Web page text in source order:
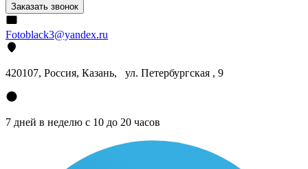
Заказать звонок
Fotoblack3@yandex.ru
420107, Россия, Казань, ул. Петербургская , 9
7 дней в неделю с 10 до 20 часов